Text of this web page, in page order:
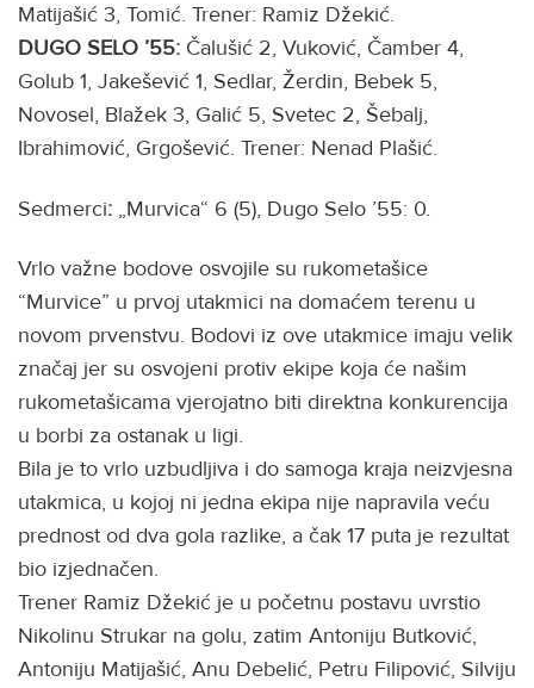
Matijašić 3, Tomić. Trener: Ramiz Džekić.
DUGO SELO ’55: Čalušić 2, Vuković, Čamber 4,
Golub 1, Jakešević 1, Sedlar, Žerdin, Bebek 5,
Novosel, Blažek 3, Galić 5, Svetec 2, Šebalj,
Ibrahimović, Grgošević. Trener: Nenad Plašić.
Sedmerci: „Murvica“ 6 (5), Dugo Selo ’55: 0.
Vrlo važne bodove osvojile su rukometašice
“Murvice” u prvoj utakmici na domaćem terenu u
novom prvenstvu. Bodovi iz ove utakmice imaju velik
značaj jer su osvojeni protiv ekipe koja će našim
rukometašicama vjerojatno biti direktna konkurencija
u borbi za ostanak u ligi.
Bila je to vrlo uzbudljiva i do samoga kraja neizvjesna
utakmica, u kojoj ni jedna ekipa nije napravila veću
prednost od dva gola razlike, a čak 17 puta je rezultat
bio izjednačen.
Trener Ramiz Džekić je u početnu postavu uvrstio
Nikolinu Strukar na golu, zatim Antoniju Butković,
Antoniju Matijašić, Anu Debelić, Petru Filipović, Silviju